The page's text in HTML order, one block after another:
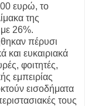
ευρώ, το
της
26%.
πέρυσι
και ευκαιριακά
φοιτητές,
εμπειρίας
εισοδήματα
τους